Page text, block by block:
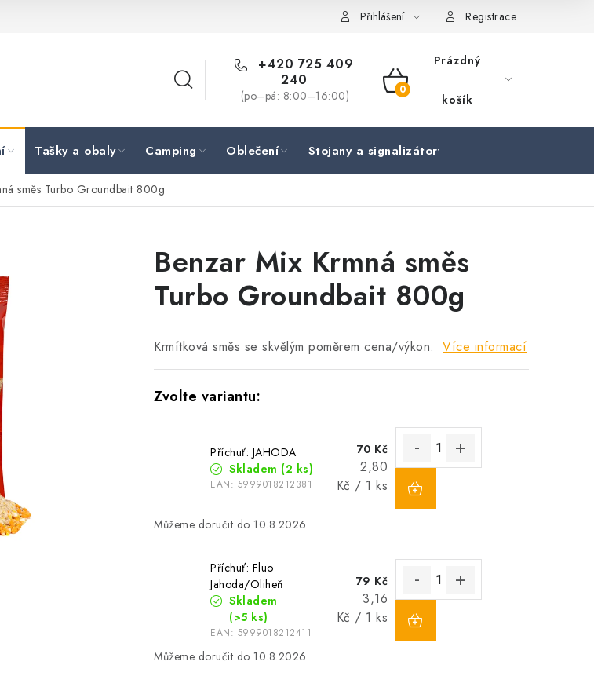
Přihlášení Registrace
+420 725 409
240
(po–pá: 8:00–16:00)
NÁKUPNÍ
Prázdný
košík
Tašky a obaly Camping Oblečení Stojany a signalizátory
směs Turbo Groundbait 800g
Benzar Mix Krmná směs
Turbo Groundbait 800g
Krmítková směs se skvělým poměrem cena/výkon. Více informací
Příchuť: JAHODA
Skladem (2 ks)
EAN: 5999018212381
70 Kč
Měrná
cena:
2,80
Kč / 1 ks
10.8.2026
Příchuť: Fluo
Jahoda/Oliheň
Skladem
(>5 ks)
EAN: 5999018212411
79 Kč
Měrná
cena:
3,16
Kč / 1 ks
10.8.2026